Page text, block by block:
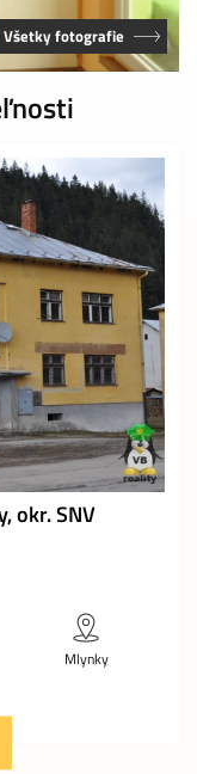
Všetky fotografie
okr. SNV
Mlynky